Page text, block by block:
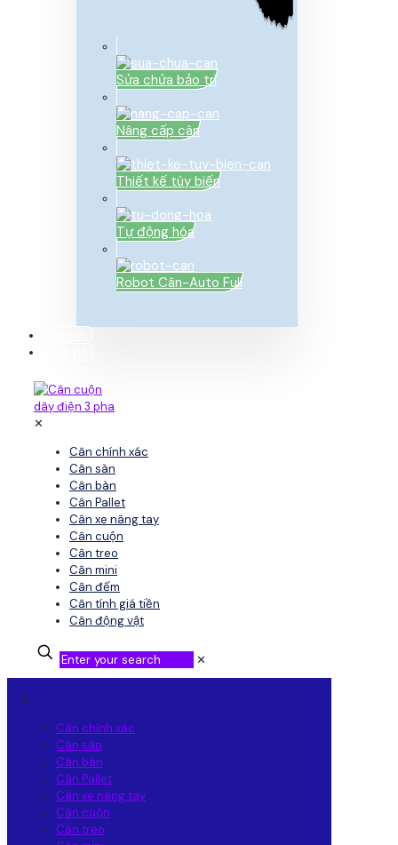
Sửa chửa bảo trì
Nâng cấp cân
Thiết kế tùy biến
Tự động hóa
Robot Cân-Auto Full
✕
Cân chính xác
Cân sàn
Cân bàn
Cân Pallet
Cân xe nâng tay
Cân cuộn
Cân treo
Cân mini
Cân đếm
Cân tính giá tiền
Cân động vật
✕
✕
Cân chính xác
Cân sàn
Cân bàn
Cân Pallet
Cân xe nâng tay
Cân cuộn
Cân treo